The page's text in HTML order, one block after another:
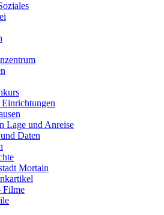
Einrichtungen
Lage und Anreise
Daten
Mortain
Filme